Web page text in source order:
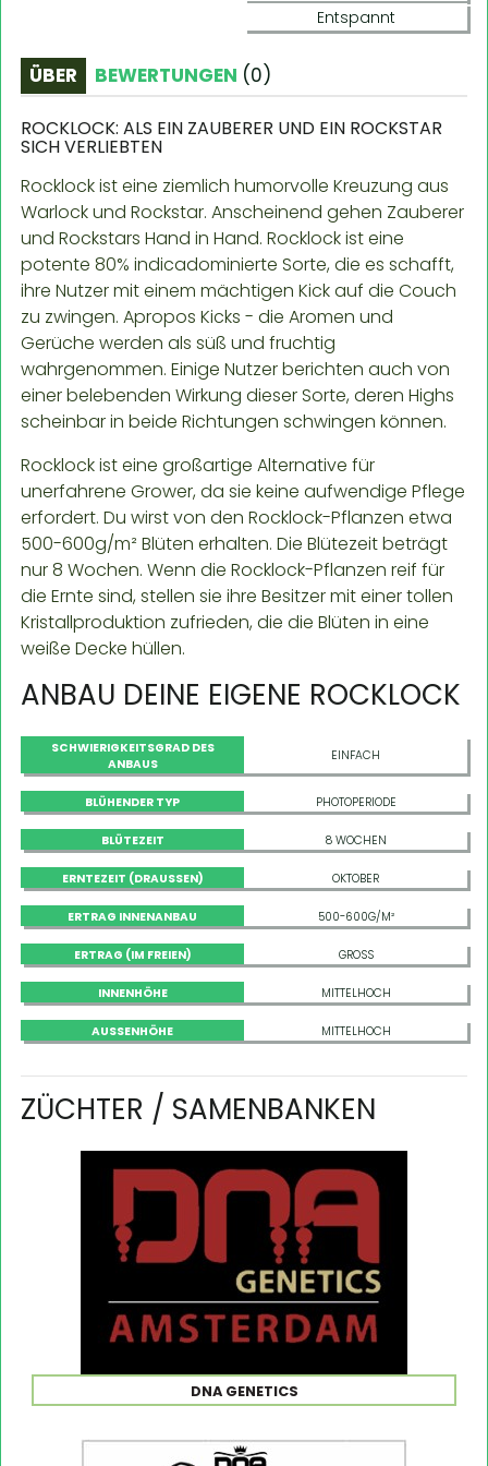
Entspannt
ÜBER BEWERTUNGEN (0)
ROCKLOCK: ALS EIN ZAUBERER UND EIN ROCKSTAR
SICH VERLIEBTEN
Rocklock ist eine ziemlich humorvolle Kreuzung aus
Warlock und Rockstar. Anscheinend gehen Zauberer
und Rockstars Hand in Hand. Rocklock ist eine
potente 80% indicadominierte Sorte, die es schafft,
ihre Nutzer mit einem mächtigen Kick auf die Couch
zu zwingen. Apropos Kicks - die Aromen und
Gerüche werden als süß und fruchtig
wahrgenommen. Einige Nutzer berichten auch von
einer belebenden Wirkung dieser Sorte, deren Highs
scheinbar in beide Richtungen schwingen können.
Rocklock ist eine großartige Alternative für
unerfahrene Grower, da sie keine aufwendige Pflege
erfordert. Du wirst von den Rocklock-Pflanzen etwa
500-600g/m² Blüten erhalten. Die Blütezeit beträgt
nur 8 Wochen. Wenn die Rocklock-Pflanzen reif für
die Ernte sind, stellen sie ihre Besitzer mit einer tollen
Kristallproduktion zufrieden, die die Blüten in eine
weiße Decke hüllen.
ANBAU DEINE EIGENE ROCKLOCK
SCHWIERIGKEITSGRAD DES
ANBAUS
EINFACH
BLÜHENDER TYP PHOTOPERIODE
BLÜTEZEIT 8 WOCHEN
ERNTEZEIT (DRAUSSEN) OKTOBER
ERTRAG INNENANBAU 500-600G/M²
ERTRAG (IM FREIEN) GROSS
INNENHÖHE MITTELHOCH
AUSSENHÖHE MITTELHOCH
ZÜCHTER / SAMENBANKEN
DNA GENETICS